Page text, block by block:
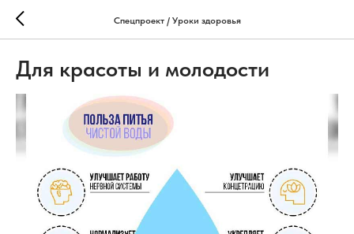
Спецпроект / Уроки здоровья
Для красоты и молодости